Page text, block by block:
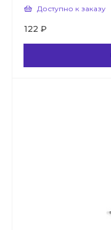
Доступно к заказу
122 ₽